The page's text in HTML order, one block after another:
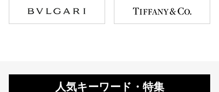
人気キーワード・特集